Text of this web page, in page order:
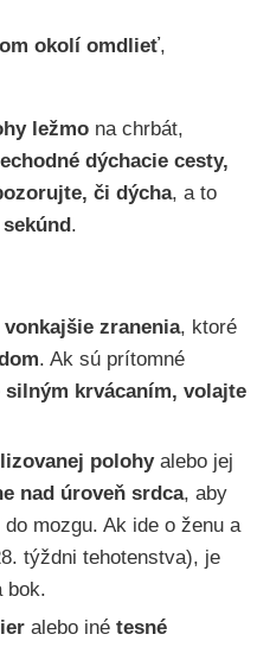
okolí omdlieť,
ležmo na chrbát,
dýchacie cesty,
či dýcha, a to
sekúnd.
vonkajšie zranenia, ktoré
. Ak sú prítomné
silným krvácaním, volajte
polohyalebo jej
nad úroveň srdca, aby
mozgu. Ak ide o ženu a
týždni tehotenstva), je
bok.
alebo iné tesné